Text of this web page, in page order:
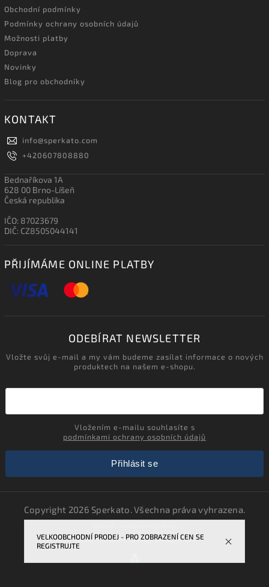
VELKOOBCHODNÍ PRODEJ - PRO ZOBRAZENÍ CEN SE
REGISTRUJTE
Obchodní podmínky
Podmínky ochrany osobních údajů
Možnosti platby
Doprava
Novinky
Blog pro obchodníky
KONTAKT
info@sperkato.com
+420607808880
Bednaříkova 1A
628 00 Brno-Líšeň
Česká republika
IČO: 87023679
DIČ: CZ8505044141
PŘIJÍMÁME ONLINE PLATBY
ODEBÍRAT NEWSLETTER
Vložte svůj e-mail a my vám budeme zasílat informace o nových
produktech na našem e-shopu.
podmínkami ochrany osobních údajů
Přihlásit se
Copyright 2026 Sperkato. Všechna práva vyhrazena.
VytvořilShoptet| DesignShoptak.cz.